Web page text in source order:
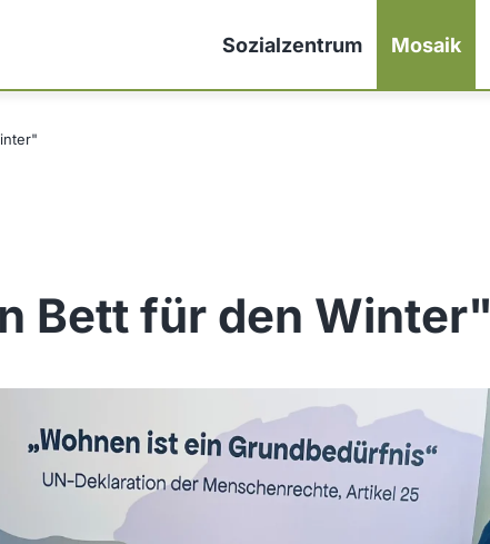
Sozialzentrum Mosaik
Bett für den Winter"